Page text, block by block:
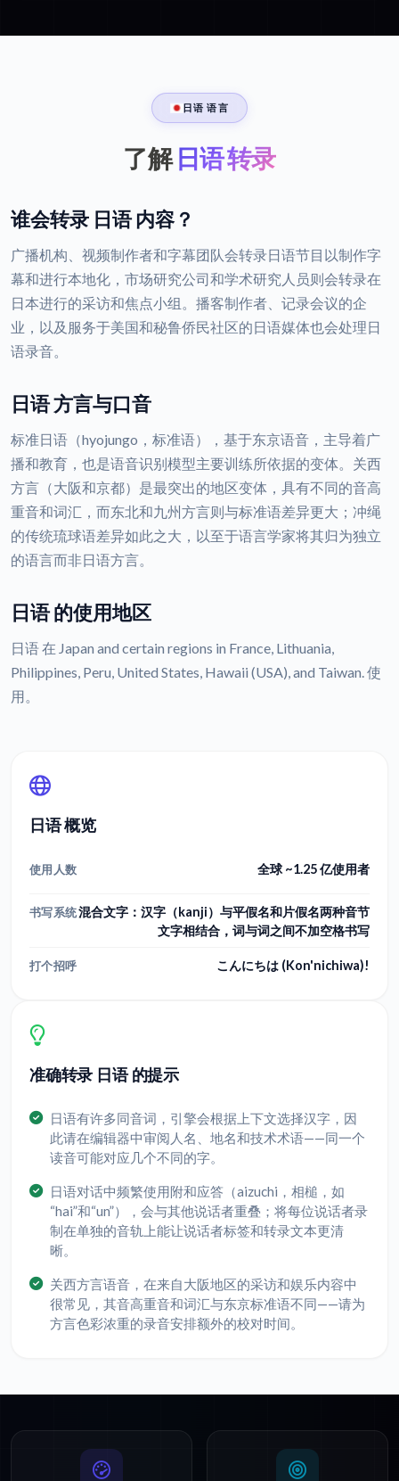
日语 语言
了解日语 转录
谁会转录 日语 内容？
广播机构、视频制作者和字幕团队会转录日语节目以制作字
幕和进行本地化，市场研究公司和学术研究人员则会转录在
日本进行的采访和焦点小组。播客制作者、记录会议的企
业，以及服务于美国和秘鲁侨民社区的日语媒体也会处理日
语录音。
日语 方言与口音
标准日语（hyojungo，标准语），基于东京语音，主导着广
播和教育，也是语音识别模型主要训练所依据的变体。关西
方言（大阪和京都）是最突出的地区变体，具有不同的音高
重音和词汇，而东北和九州方言则与标准语差异更大；冲绳
的传统琉球语差异如此之大，以至于语言学家将其归为独立
的语言而非日语方言。
日语 的使用地区
日语 在 Japan and certain regions in France, Lithuania,
Philippines, Peru, United States, Hawaii (USA), and Taiwan. 使
用。
日语 概览
使用人数 全球 ~1.25 亿使用者
书写系统混合文字：汉字（kanji）与平假名和片假名两种音节
文字相结合，词与词之间不加空格书写
打个招呼 こんにちは (Kon'nichiwa)!
准确转录 日语 的提示
日语有许多同音词，引擎会根据上下文选择汉字，因
此请在编辑器中审阅人名、地名和技术术语——同一个
读音可能对应几个不同的字。
日语对话中频繁使用附和应答（aizuchi，相槌，如
“hai”和“un”），会与其他说话者重叠；将每位说话者录
制在单独的音轨上能让说话者标签和转录文本更清
晰。
关西方言语音，在来自大阪地区的采访和娱乐内容中
很常见，其音高重音和词汇与东京标准语不同——请为
方言色彩浓重的录音安排额外的校对时间。